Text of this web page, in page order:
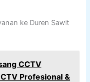
ke Duren Sawit
CCTV
Profesional &